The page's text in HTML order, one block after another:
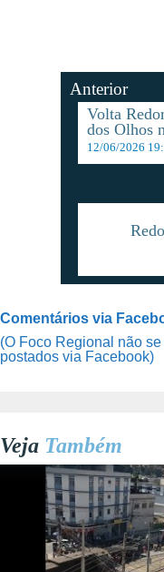
Anterior
Volta
dos Olhos
12/06/2026
Comentários via
(O Foco Regional não
postados via Facebook)
Veja Também